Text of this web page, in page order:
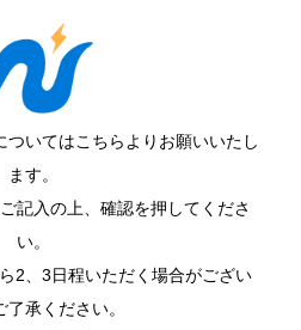
ついてはこちらよりお願いいたし
ます。
記入の上、確認を押してくださ
い。
2、3日程いただく場合がござい
了承ください。